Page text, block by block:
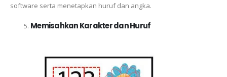
software serta menetapkan huruf dan angka.
Memisahkan Karakter dan Huruf